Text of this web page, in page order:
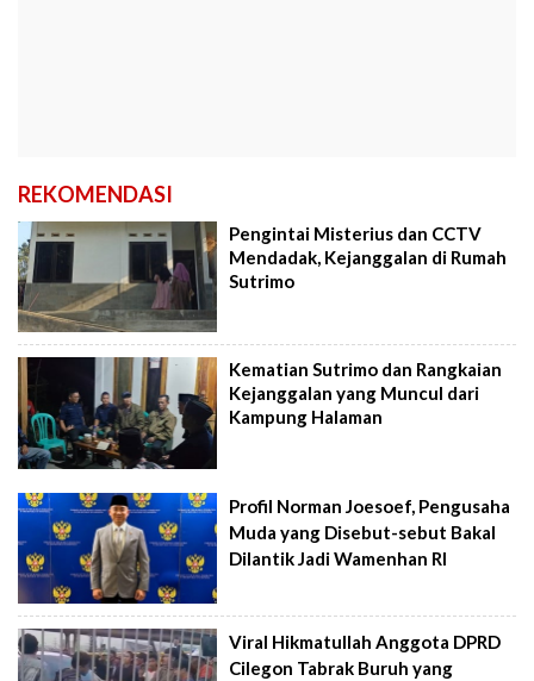
REKOMENDASI
Pengintai Misterius dan CCTV
Mendadak, Kejanggalan di Rumah
Sutrimo
Kematian Sutrimo dan Rangkaian
Kejanggalan yang Muncul dari
Kampung Halaman
Profil Norman Joesoef, Pengusaha
Muda yang Disebut-sebut Bakal
Dilantik Jadi Wamenhan RI
Viral Hikmatullah Anggota DPRD
Cilegon Tabrak Buruh yang